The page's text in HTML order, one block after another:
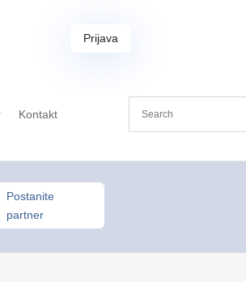
Prijava
Kontakt
Postanite
partner